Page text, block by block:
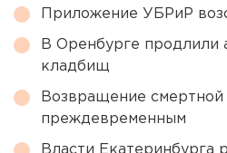
Приложение УБРиР
В Оренбурге продлили
кладбищ
Возвращение смертной
преждевременным
Власти Екатеринбурга